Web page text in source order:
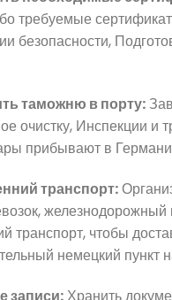
требуемые
безопасности,
таможню в порту:
очистку, Инспекции и
прибывают в
транспорт:
железнодорожный
транспорт, чтобы
немецкий пункт
записи:Хранить